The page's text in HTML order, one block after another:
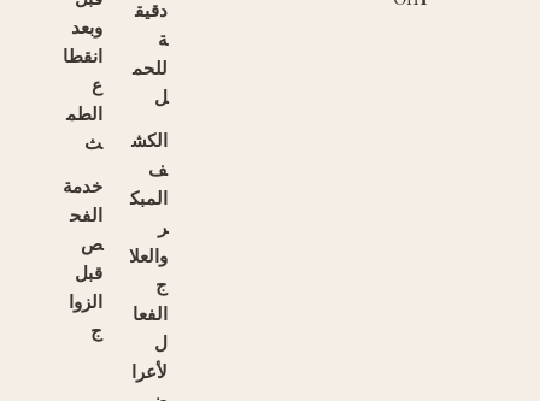
دقيق
ة
للحم
ل
الكش
ف
المبك
ر
والعلا
ج
الفعا
ل
لأعرا
وبعد
انقطا
ع
الطم
ث
خدمة
الفح
ص
قبل
الزوا
ج